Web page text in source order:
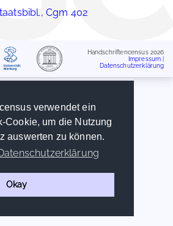
verwendet ein
Cookie, um die Nutzung
auswerten zu können.
Okay
Cgm 402
Handschriftencensus 2026
Impressum
Datenschutzerklärung